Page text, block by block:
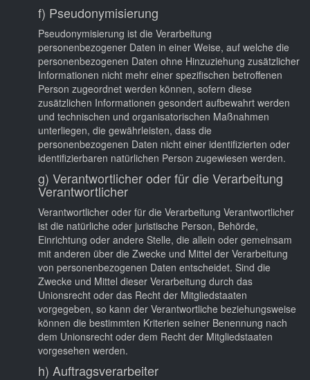
f) Pseudonymisierung
Pseudonymisierung ist die Verarbeitung
personenbezogener Daten in einer Weise, auf welche die
personenbezogenen Daten ohne Hinzuziehung zusätzlicher
Informationen nicht mehr einer spezifischen betroffenen
Person zugeordnet werden können, sofern diese
zusätzlichen Informationen gesondert aufbewahrt werden
und technischen und organisatorischen Maßnahmen
unterliegen, die gewährleisten, dass die
personenbezogenen Daten nicht einer identifizierten oder
identifizierbaren natürlichen Person zugewiesen werden.
g) Verantwortlicher oder für die Verarbeitung
Verantwortlicher
Verantwortlicher oder für die Verarbeitung Verantwortlicher
ist die natürliche oder juristische Person, Behörde,
Einrichtung oder andere Stelle, die allein oder gemeinsam
mit anderen über die Zwecke und Mittel der Verarbeitung
von personenbezogenen Daten entscheidet. Sind die
Zwecke und Mittel dieser Verarbeitung durch das
Unionsrecht oder das Recht der Mitgliedstaaten
vorgegeben, so kann der Verantwortliche beziehungsweise
können die bestimmten Kriterien seiner Benennung nach
dem Unionsrecht oder dem Recht der Mitgliedstaaten
vorgesehen werden.
h) Auftragsverarbeiter